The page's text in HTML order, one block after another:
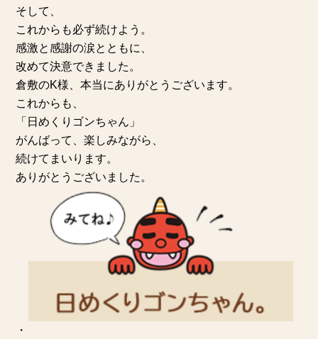
そして、
これからも必ず続けよう。
感激と感謝の涙とともに、
改めて決意できました。
倉敷のK様、本当にありがとうございます。
これからも、
「 日めくりゴンちゃん 」
がんばって、楽しみながら、
続けてまいります。
ありがとうございました。
・